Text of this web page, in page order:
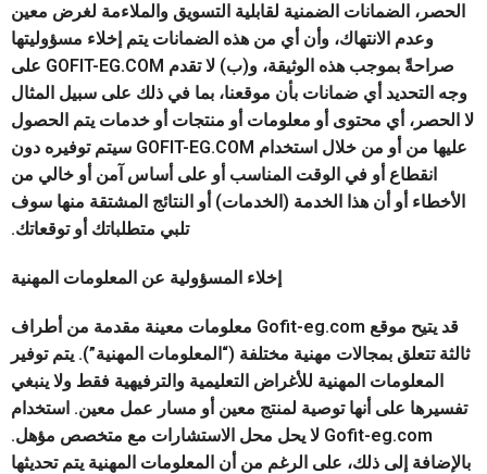
الحصر، الضمانات الضمنية لقابلية التسويق والملاءمة لغرض معين
وعدم الانتهاك، وأن أي من هذه الضمانات يتم إخلاء مسؤوليتها
صراحةً بموجب هذه الوثيقة، و(ب) لا تقدم GOFIT-EG.COM على
وجه التحديد أي ضمانات بأن موقعنا، بما في ذلك على سبيل المثال
لا الحصر، أي محتوى أو معلومات أو منتجات أو خدمات يتم الحصول
عليها من أو من خلال استخدام GOFIT-EG.COM سيتم توفيره دون
انقطاع أو في الوقت المناسب أو على أساس آمن أو خالي من
الأخطاء أو أن هذا الخدمة (الخدمات) أو النتائج المشتقة منها سوف
تلبي متطلباتك أو توقعاتك.
إخلاء المسؤولية عن المعلومات المهنية
قد يتيح موقع Gofit-eg.com معلومات معينة مقدمة من أطراف
ثالثة تتعلق بمجالات مهنية مختلفة (“المعلومات المهنية”). يتم توفير
المعلومات المهنية للأغراض التعليمية والترفيهية فقط ولا ينبغي
تفسيرها على أنها توصية لمنتج معين أو مسار عمل معين. استخدام
Gofit-eg.com لا يحل محل الاستشارات مع متخصص مؤهل.
بالإضافة إلى ذلك، على الرغم من أن المعلومات المهنية يتم تحديثها